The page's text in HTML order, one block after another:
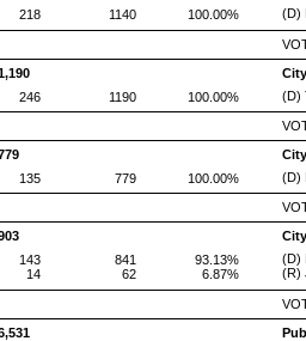
218 1140 100.00% (D)
246 1190 100.00% (D)
135 779 100.00% (D)
143 841 93.13%
(D)
14 62 6.87% (R)